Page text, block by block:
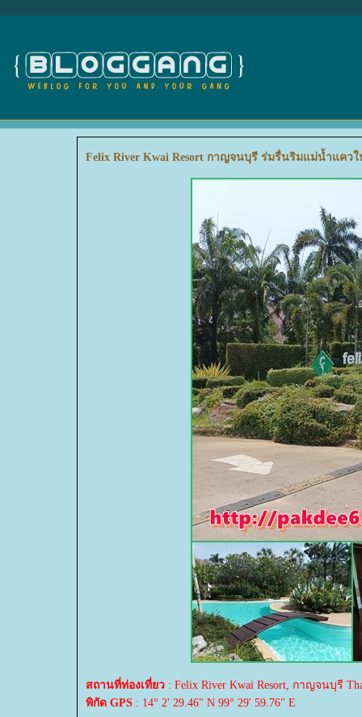
Felix River Kwai Resort กาญจนบุรี ร่มรื่นริมแม่น้ำแคว
สถานที่ท่องเที่ยว : Felix River Kwai Resort, กาญจนบุรี
พิกัด GPS : 14° 2' 29.46" N 99° 29' 59.76" E